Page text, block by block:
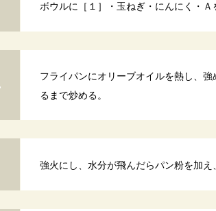
ボウルに［１］・玉ねぎ・にんにく・Ａ
フライパンにオリーブオイルを熱し、
るまで炒める。
強火にし、水分が飛んだらパン粉を加え